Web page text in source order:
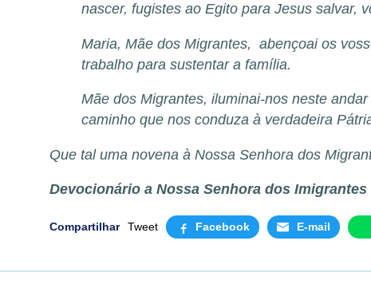
nascer, fugistes ao Egito para Jesus
Maria, Mãe dos Migrantes, abençoai os
trabalho para sustentar a família.
Mãe dos Migrantes, iluminai-nos neste
caminho que nos conduza à verdadeira
Que tal uma novena à Nossa Senhora dos
Devocionário a Nossa Senhora dos Imigrantes
Compartilhar Tweet Facebook E-mail